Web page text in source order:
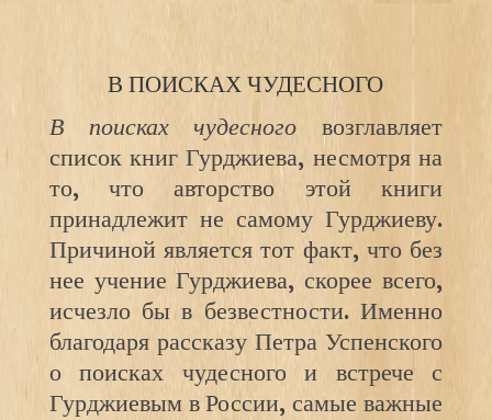
В ПОИСКАХ ЧУДЕСНОГО
В поисках чудесного возглавляет
список книг Гурджиева, несмотря на
то, что авторство этой книги
принадлежит не самому Гурджиеву.
Причиной является тот факт, что без
нее учение Гурджиева, скорее всего,
исчезло бы в безвестности. Именно
благодаря рассказу Петра Успенского
о поисках чудесного и встрече с
Гурджиевым в России, самые важные